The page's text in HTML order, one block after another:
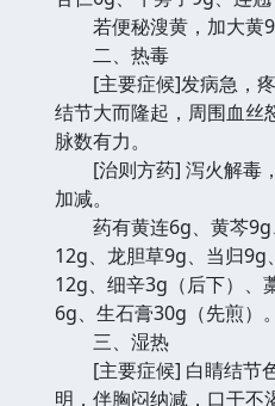
若便秘溲黄，加大黄
二、热毒
[主要症候]发病急，疼
结节大而隆起，周围血丝
脉数有力。
[治则方药] 泻火解毒
加减。
药有黄连6g、黄芩9g
12g、龙胆草9g、当归
12g、细辛3g（后下）、
6g、生石膏30g（先煎）。
三、湿热
[主要症候] 白睛结节
明，伴胸闷纳减，口干不